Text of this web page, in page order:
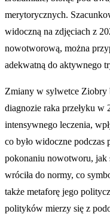
merytorycznych.
widoczną na zdjęciach z
nowotworową, można
adekwatną do aktywnego
Zmiany w sylwetce Ziobry
diagnozie raka przełyku w
intensywnego leczenia,
co było widoczne
pokonaniu nowotworu, jak
wróciła do normy, co
także metaforę jego
polityków mierzy się z